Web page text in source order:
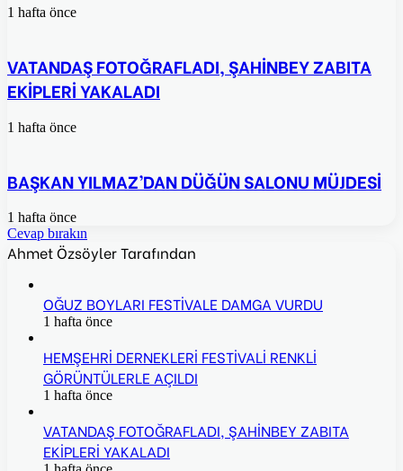
1 hafta önce
VATANDAŞ FOTOĞRAFLADI, ŞAHİNBEY ZABITA
EKİPLERİ YAKALADI
1 hafta önce
BAŞKAN YILMAZ’DAN DÜĞÜN SALONU MÜJDESİ
1 hafta önce
Cevap bırakın
Ahmet Özsöyler Tarafından
OĞUZ BOYLARI FESTİVALE DAMGA VURDU
1 hafta önce
HEMŞEHRİ DERNEKLERİ FESTİVALİ RENKLİ
GÖRÜNTÜLERLE AÇILDI
1 hafta önce
VATANDAŞ FOTOĞRAFLADI, ŞAHİNBEY ZABITA
EKİPLERİ YAKALADI